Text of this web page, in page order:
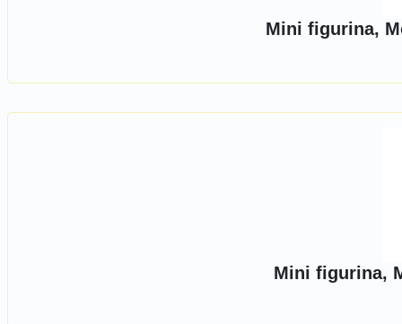
Mini figurina,
Mini figurina,